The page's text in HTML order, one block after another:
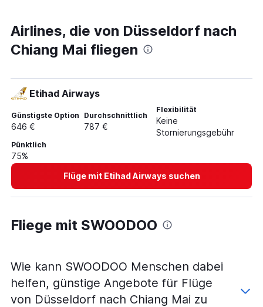
Flüge von Weeze, Niederrhein nach Bangkok Dong
Muang
Flüge von Düsseldorf nach Surat Thani
Flüge von Düsseldorf nach Lampang
Flüge von Düsseldorf nach Chiang Rai
Airlines, die von Düsseldorf nach
Chiang Mai fliegen
Etihad Airways
Günstigste Option
646 €
Durchschnittlich
787 €
Flexibilität
Keine
Stornierungsgebühr
Pünktlich
75%
Flüge mit Etihad Airways suchen
Fliege mit SWOODOO
Wie kann SWOODOO Menschen dabei
helfen, günstige Angebote für Flüge
von Düsseldorf nach Chiang Mai zu